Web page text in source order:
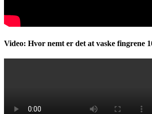
Video: Hvor nemt er det at vaske fingrene